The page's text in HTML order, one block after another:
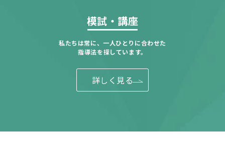
模試・講座
私たちは常に、一人ひとりに合わせた
指導法を探しています。
詳しく見る